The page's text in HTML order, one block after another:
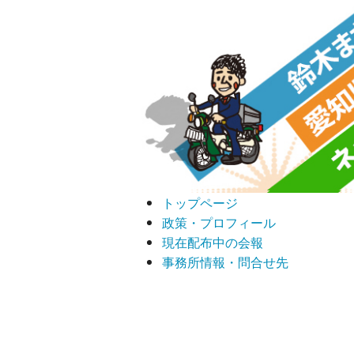
トップページ
政策・プロフィール
現在配布中の会報
事務所情報・問合せ先